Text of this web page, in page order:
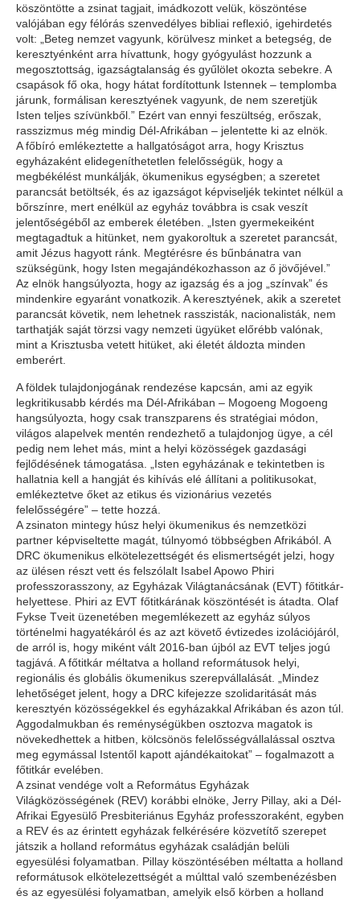
köszöntötte a zsinat tagjait, imádkozott velük, köszöntése
valójában egy félórás szenvedélyes bibliai reflexió, igehirdetés
volt: „Beteg nemzet vagyunk, körülvesz minket a betegség, de
keresztyénként arra hívattunk, hogy gyógyulást hozzunk a
megosztottság, igazságtalanság és gyűlölet okozta sebekre. A
csapások fő oka, hogy hátat fordítottunk Istennek – templomba
járunk, formálisan keresztyének vagyunk, de nem szeretjük
Isten teljes szívünkből.” Ezért van ennyi feszültség, erőszak,
rasszizmus még mindig Dél-Afrikában – jelentette ki az elnök.
A főbíró emlékeztette a hallgatóságot arra, hogy Krisztus
egyházaként elidegeníthetetlen felelősségük, hogy a
megbékélést munkálják, ökumenikus egységben; a szeretet
parancsát betöltsék, és az igazságot képviseljék tekintet nélkül a
bőrszínre, mert enélkül az egyház továbbra is csak veszít
jelentőségéből az emberek életében. „Isten gyermekeiként
megtagadtuk a hitünket, nem gyakoroltuk a szeretet parancsát,
amit Jézus hagyott ránk. Megtérésre és bűnbánatra van
szükségünk, hogy Isten megajándékozhasson az ő jövőjével.”
Az elnök hangsúlyozta, hogy az igazság és a jog „színvak” és
mindenkire egyaránt vonatkozik. A keresztyének, akik a szeretet
parancsát követik, nem lehetnek rasszisták, nacionalisták, nem
tarthatják saját törzsi vagy nemzeti ügyüket előrébb valónak,
mint a Krisztusba vetett hitüket, aki életét áldozta minden
emberért.
A földek tulajdonjogának rendezése kapcsán, ami az egyik
legkritikusabb kérdés ma Dél-Afrikában – Mogoeng Mogoeng
hangsúlyozta, hogy csak transzparens és stratégiai módon,
világos alapelvek mentén rendezhető a tulajdonjog ügye, a cél
pedig nem lehet más, mint a helyi közösségek gazdasági
fejlődésének támogatása. „Isten egyházának e tekintetben is
hallatnia kell a hangját és kihívás elé állítani a politikusokat,
emlékeztetve őket az etikus és vizionárius vezetés
felelősségére” – tette hozzá.
A zsinaton mintegy húsz helyi ökumenikus és nemzetközi
partner képviseltette magát, túlnyomó többségben Afrikából. A
DRC ökumenikus elkötelezettségét és elismertségét jelzi, hogy
az ülésen részt vett és felszólalt Isabel Apowo Phiri
professzorasszony, az Egyházak Világtanácsának (EVT) főtitkár-
helyettese. Phiri az EVT főtitkárának köszöntését is átadta. Olaf
Fykse Tveit üzenetében megemlékezett az egyház súlyos
történelmi hagyatékáról és az azt követő évtizedes izolációjáról,
de arról is, hogy miként vált 2016-ban újból az EVT teljes jogú
tagjává. A főtitkár méltatva a holland reformátusok helyi,
regionális és globális ökumenikus szerepvállalását. „Mindez
lehetőséget jelent, hogy a DRC kifejezze szolidaritását más
keresztyén közösségekkel és egyházakkal Afrikában és azon túl.
Aggodalmukban és reménységükben osztozva magatok is
növekedhettek a hitben, kölcsönös felelősségvállalással osztva
meg egymással Istentől kapott ajándékaitokat” – fogalmazott a
főtitkár evelében.
A zsinat vendége volt a Református Egyházak
Világközösségének (REV) korábbi elnöke, Jerry Pillay, aki a Dél-
Afrikai Egyesülő Presbiteriánus Egyház professzoraként, egyben
a REV és az érintett egyházak felkérésére közvetítő szerepet
játszik a holland református egyházak családján belüli
egyesülési folyamatban. Pillay köszöntésében méltatta a holland
reformátusok elkötelezettségét a múlttal való szembenézésben
és az egyesülési folyamatban, amelyik első körben a holland